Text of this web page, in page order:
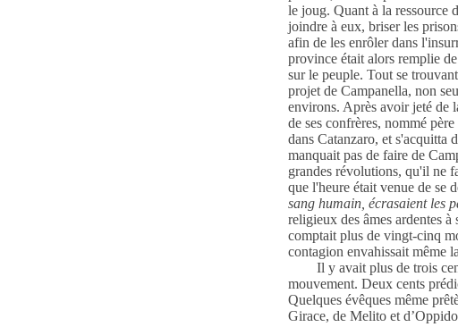
le joug. Quant à la ressource
joindre à eux, briser les
afin de les enrôler dans
province était alors remplie
sur le peuple. Tout se
projet de Campanella, non
environs. Après avoir jeté de
de ses confrères, nommé
dans Catanzaro, et s'acquitta
manquait pas de faire de
grandes révolutions, qu'il ne
que l'heure était venue de se
sang humain, écrasaient les
religieux des âmes ardentes
comptait plus de vingt-cinq
contagion envahissait même
Il y avait plus de trois
mouvement. Deux cents
Quelques évêques même
Girace, de Melito et